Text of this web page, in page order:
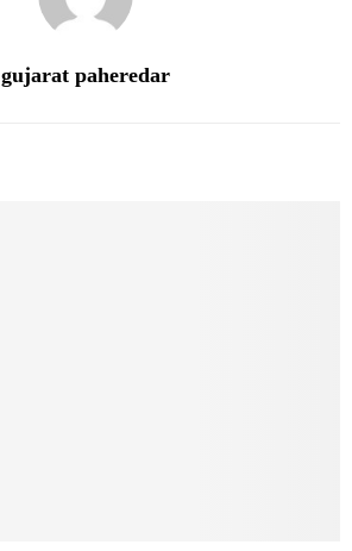
gujarat paheredar